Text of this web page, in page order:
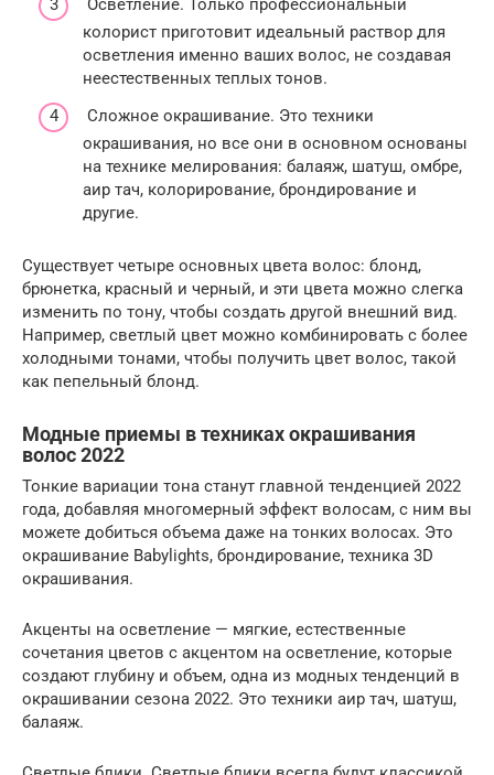
Осветление. Только профессиональный
колорист приготовит идеальный раствор для
осветления именно ваших волос, не создавая
неестественных теплых тонов.
Сложное окрашивание. Это техники
окрашивания, но все они в основном основаны
на технике мелирования: балаяж, шатуш, омбре,
аир тач, колорирование, брондирование и
другие.
Существует четыре основных цвета волос: блонд,
брюнетка, красный и черный, и эти цвета можно слегка
изменить по тону, чтобы создать другой внешний вид.
Например, светлый цвет можно комбинировать с более
холодными тонами, чтобы получить цвет волос, такой
как пепельный блонд.
Модные приемы в техниках окрашивания
волос 2022
Тонкие вариации тона станут главной тенденцией 2022
года, добавляя многомерный эффект волосам, с ним вы
можете добиться объема даже на тонких волосах. Это
окрашивание Babylights, брондирование, техника 3D
окрашивания.
Акценты на осветление — мягкие, естественные
сочетания цветов с акцентом на осветление, которые
создают глубину и объем, одна из модных тенденций в
окрашивании сезона 2022. Это техники аир тач, шатуш,
балаяж.